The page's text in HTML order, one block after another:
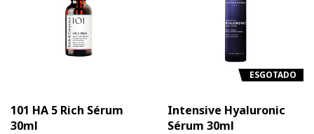
101 HA 5 Rich Sérum
30ml
ESGOTADO
Intensive Hyaluronic
Sérum 30ml